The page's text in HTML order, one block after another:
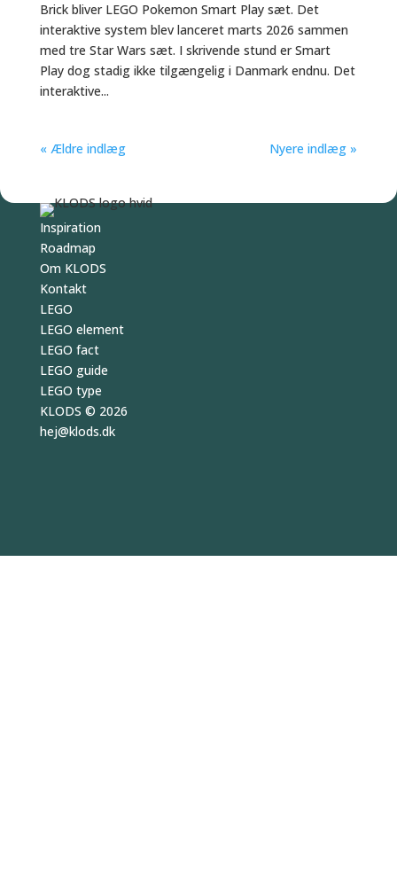
Brick bliver LEGO Pokemon Smart Play sæt. Det
interaktive system blev lanceret marts 2026 sammen
med tre Star Wars sæt. I skrivende stund er Smart
Play dog stadig ikke tilgængelig i Danmark endnu. Det
interaktive...
« Ældre indlæg Nyere indlæg »
Inspiration
Roadmap
Om KLODS
Kontakt
LEGO
LEGO element
LEGO fact
LEGO guide
LEGO type
KLODS © 2026
hej@klods.dk